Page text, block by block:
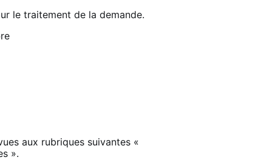
le traitement de la demande.
aux rubriques suivantes «
».